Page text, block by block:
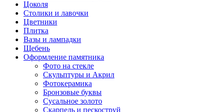
Цоколя
Столики и лавочки
Цветники
Плитка
Вазы и лампадки
Щебень
Оформление памятника
Фото на стекле
Скульптуры и Акрил
Фотокерамика
Бронзовые буквы
Сусальное золото
Скарпель и пескоструй